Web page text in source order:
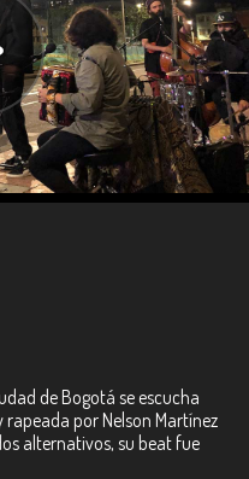
de Bogotá se escucha
rapeada por Nelson Martínez
alternativos, su beat fue